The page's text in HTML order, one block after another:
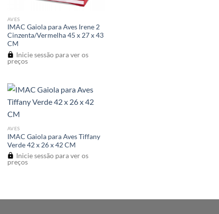
AVES
IMAC Gaiola para Aves Irene 2
Cinzenta/Vermelha 45 x 27 x 43
CM
Inicie sessão para ver os
preços
AVES
IMAC Gaiola para Aves Tiffany
Verde 42 x 26 x 42 CM
Inicie sessão para ver os
preços